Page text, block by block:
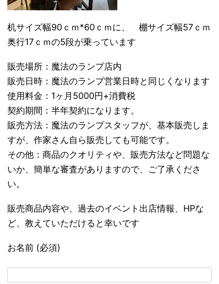
机サイズ幅90ｃｍ*60ｃｍに、 棚サイズ幅57ｃｍ
奥行17ｃｍの5段が乗っています
販売場所：魔法のランプ店内
販売日時：魔法のランプ営業日時と同じくなります
使用料金：1ヶ月5000円+消費税
契約期間：半年契約になります。
販売方法：魔法のランプスタッフが、基本販売しま
すが、作家さん自ら販売しても可能です。
その他：商品のクオリティや、販売方法など問題な
いか、簡単な審査がありますので、ご了承くださ
い。
販売商品内容や、過去のイベント出店情報、HPな
ど、教えていただけると幸いです
お名前 (必須)